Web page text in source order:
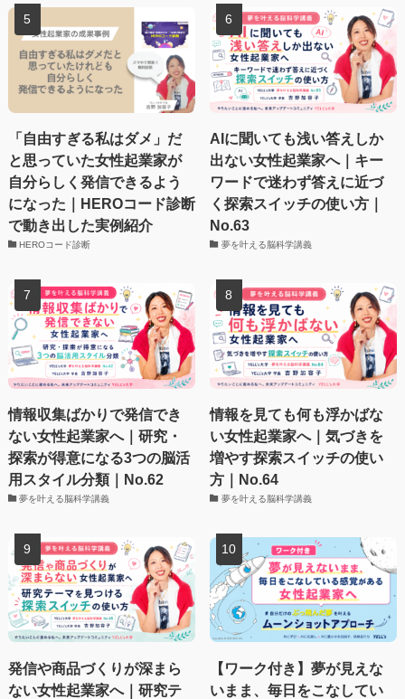
「自由すぎる私はダメ」だ
と思っていた女性起業家が
自分らしく発信できるよう
になった｜HEROコード診断
で動き出した実例紹介
HEROコード診断
AIに聞いても浅い答えしか
出ない女性起業家へ｜キー
ワードで迷わず答えに近づ
く探索スイッチの使い方｜
No.63
夢を叶える脳科学講義
情報収集ばかりで発信でき
ない女性起業家へ｜研究・
探索が得意になる3つの脳活
用スタイル分類｜No.62
夢を叶える脳科学講義
情報を見ても何も浮かばな
い女性起業家へ｜気づきを
増やす探索スイッチの使い
方｜No.64
夢を叶える脳科学講義
発信や商品づくりが深まら
ない女性起業家へ｜研究テ
【ワーク付き】夢が見えな
いまま、毎日をこなしてい